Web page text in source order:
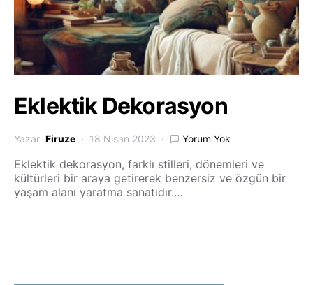
Eklektik Dekorasyon
Yazar Firuze 18 Nisan 2023 Yorum Yok
Eklektik dekorasyon, farklı stilleri, dönemleri ve
kültürleri bir araya getirerek benzersiz ve özgün bir
yaşam alanı yaratma sanatıdır.…